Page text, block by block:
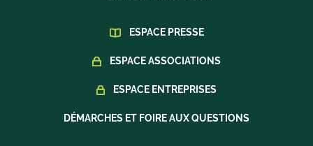
ESPACE PRESSE
ESPACE ASSOCIATIONS
ESPACE ENTREPRISES
DÉMARCHES ET FOIRE AUX QUESTIONS